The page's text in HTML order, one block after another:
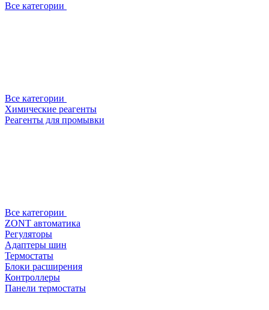
Все категории
Все категории
Химические реагенты
Реагенты для промывки
Все категории
ZONT автоматика
Регуляторы
Адаптеры шин
Термостаты
Блоки расширения
Контроллеры
Панели термостаты